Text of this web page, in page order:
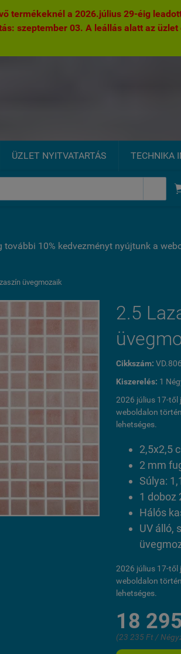
termékeknél a 2026.július 29-éig
szeptember 03. A leállás alatt az
ÜZLET NYITVATARTÁS TECHNIKA
10% kedvezményt nyújtunk a
üvegmozaik
2.5
Cikkszám:
Kiszerelés: 1
2026 július 17-től
weboldalon
lehetséges.
2,5x2,5
2 mm
Súlya:
1 doboz
Hálós
UV álló,
2026 július 17-től
weboldalon
lehetséges.
18
(23 235 Ft /